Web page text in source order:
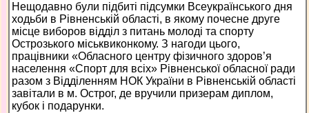
Нещодавно були підбиті підсумки Всеукраїнського дня
ходьби в Рівненській області, в якому почесне друге
місце виборов відділ з питань молоді та спорту
Острозького міськвиконкому. З нагоди цього,
працівники «Обласного центру фізичного здоров’я
населення «Спорт для всіх» Рівненської обласної ради
разом з Відділенням НОК України в Рівненській області
завітали в м. Острог, де вручили призерам диплом,
кубок і подарунки.